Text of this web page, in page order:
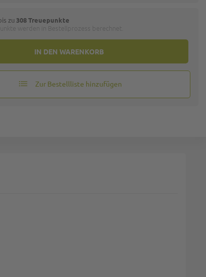
IN DEN WARENKORB
zu308 Treuepunkte
Zur Bestellliste hinzufügen